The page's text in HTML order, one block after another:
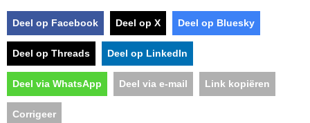
Deel op Facebook Deel op X Deel op Bluesky
Deel op Threads Deel op LinkedIn
Deel via WhatsApp Deel via e-mail Link kopiëren
Corrigeer